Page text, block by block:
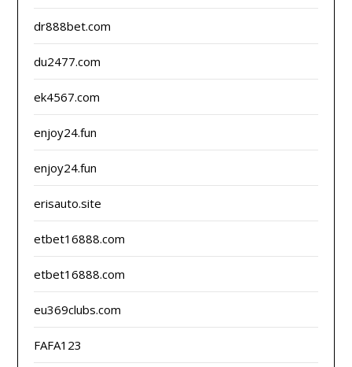
dr888bet.com
du2477.com
ek4567.com
enjoy24.fun
enjoy24.fun
erisauto.site
etbet16888.com
etbet16888.com
eu369clubs.com
FAFA123